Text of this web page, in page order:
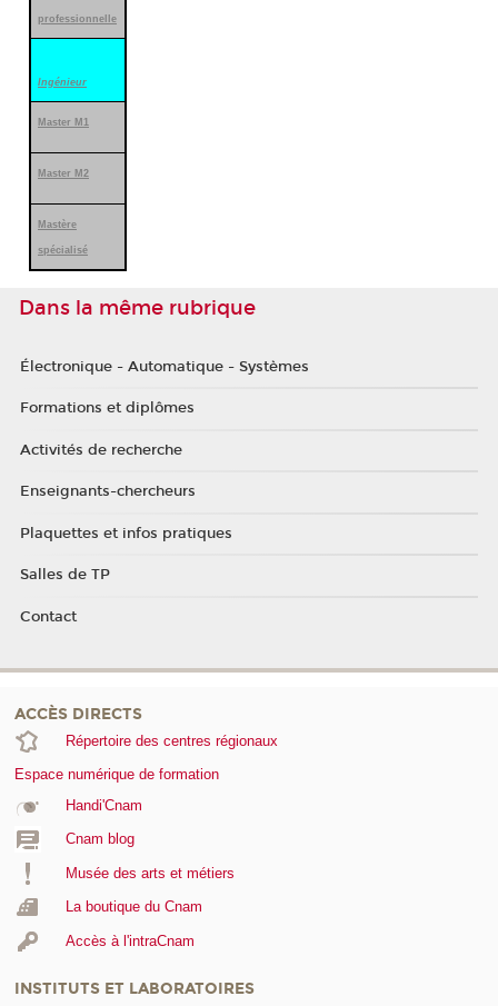
professionnelle
Ingénieur
Master M1
Master M2
Mastère
spécialisé
Dans la même rubrique
Électronique - Automatique - Systèmes
Formations et diplômes
Activités de recherche
Enseignants-chercheurs
Plaquettes et infos pratiques
Salles de TP
Contact
ACCÈS DIRECTS
Répertoire des centres régionaux
Espace numérique de formation
Handi'Cnam
Cnam blog
Musée des arts et métiers
La boutique du Cnam
Accès à l'intraCnam
INSTITUTS ET LABORATOIRES